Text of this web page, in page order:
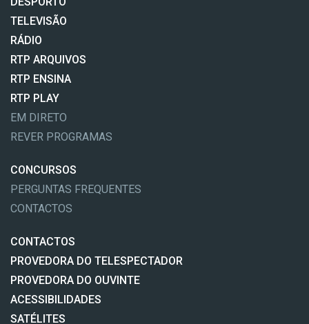
TELEVISÃO
RÁDIO
RTP ARQUIVOS
RTP ENSINA
RTP PLAY
EM DIRETO
REVER PROGRAMAS
CONCURSOS
PERGUNTAS FREQUENTES
CONTACTOS
CONTACTOS
PROVEDORA DO TELESPECTADOR
PROVEDORA DO OUVINTE
ACESSIBILIDADES
SATÉLITES